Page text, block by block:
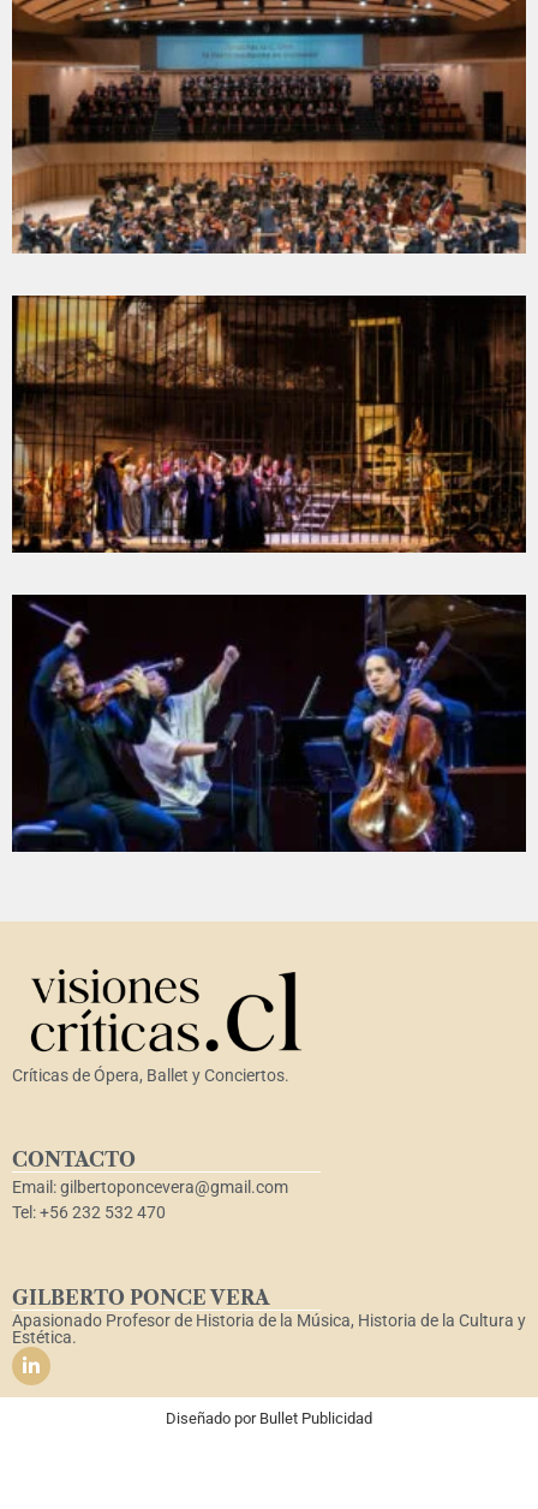
Críticas de Ópera, Ballet y Conciertos.
CONTACTO
Email: gilbertoponcevera@gmail.com
Tel: +56 232 532 470
GILBERTO PONCE VERA
Apasionado Profesor de Historia de la Música, Historia de la Cultura y
Estética.
Diseñado por Bullet Publicidad